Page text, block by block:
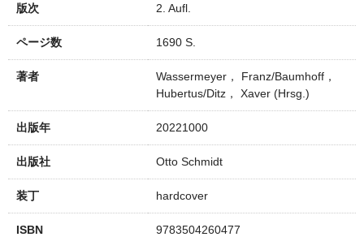
版次 2. Aufl.
ページ数 1690 S.
著者
Wassermeyer， Franz/Baumhoff，
Hubertus/Ditz， Xaver (Hrsg.)
出版年 20221000
出版社 Otto Schmidt
装丁 hardcover
ISBN 9783504260477